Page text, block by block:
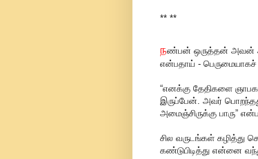
** **
நண்பன் ஒருத்தன் அவன்
என்பதாய் -
“எனக்கு தேதிகளை
இருப்பேன். அவர்
அமைஞ்சிருக்கு பாரு”
சில வருடங்கள் கழித்து
கண்டுபிடித்து என்னை